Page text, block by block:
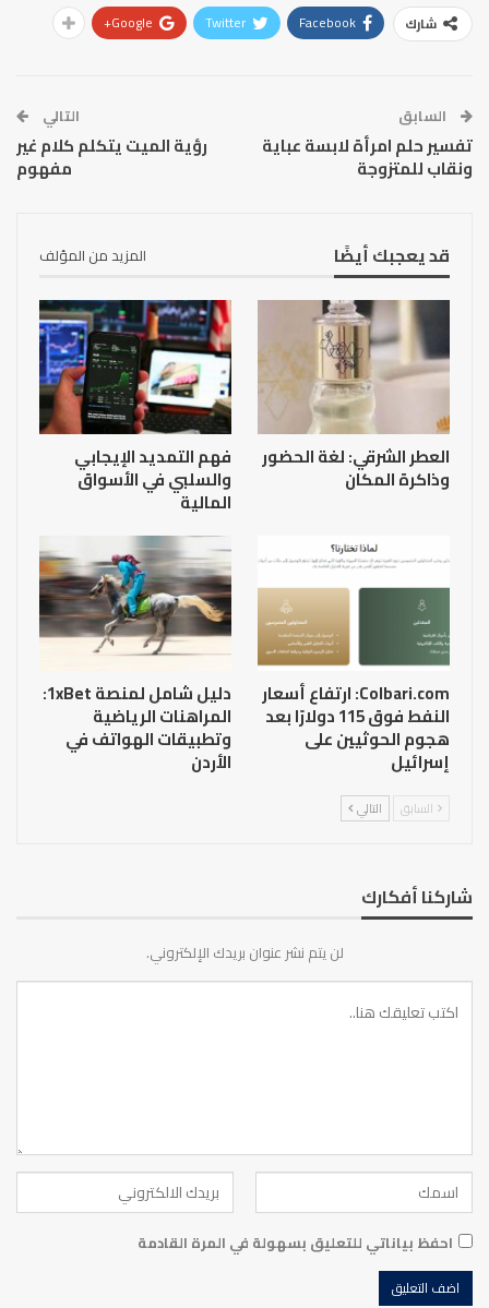
شارك Facebook
Twitter
Google+
السابق
تفسير حلم امرأة لابسة عباية
ونقاب للمتزوجة
التالي
رؤية الميت يتكلم كلام غير
مفهوم
قد يعجبك أيضًا المزيد من المؤلف
العطر الشرقي: لغة الحضور
وذاكرة المكان
فهم التمديد الإيجابي
والسلبي في الأسواق
المالية
Colbari.com: ارتفاع أسعار
النفط فوق 115 دولارًا بعد
هجوم الحوثيين على
إسرائيل
دليل شامل لمنصة 1xBet:
المراهنات الرياضية
وتطبيقات الهواتف في
الأردن
السابق التالي
شاركنا أفكارك
لن يتم نشر عنوان بريدك الإلكتروني.
احفظ بياناتي للتعليق بسهولة في المرة القادمة